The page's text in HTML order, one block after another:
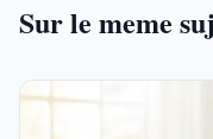
Sur le meme